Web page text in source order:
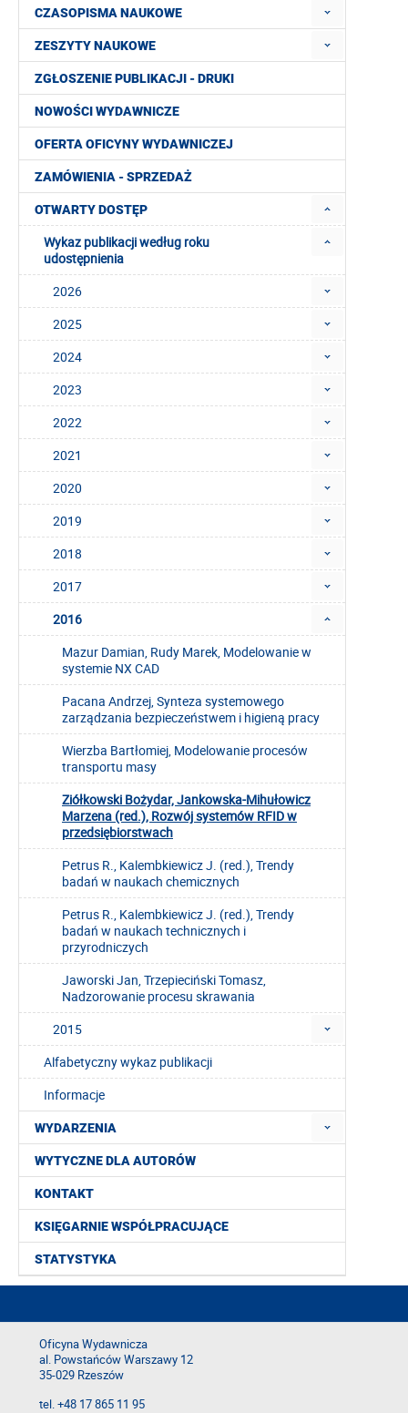
CZASOPISMA NAUKOWE
ZESZYTY NAUKOWE
ZGŁOSZENIE PUBLIKACJI - DRUKI
NOWOŚCI WYDAWNICZE
OFERTA OFICYNY WYDAWNICZEJ
ZAMÓWIENIA - SPRZEDAŻ
OTWARTY DOSTĘP
Wykaz publikacji według roku
udostępnienia
2026
2025
2024
2023
2022
2021
2020
2019
2018
2017
2016
Mazur Damian, Rudy Marek, Modelowanie w
systemie NX CAD
Pacana Andrzej, Synteza systemowego
zarządzania bezpieczeństwem i higieną pracy
Wierzba Bartłomiej, Modelowanie procesów
transportu masy
Ziółkowski Bożydar, Jankowska-Mihułowicz
Marzena (red.), Rozwój systemów RFID w
przedsiębiorstwach
Petrus R., Kalembkiewicz J. (red.), Trendy
badań w naukach chemicznych
Petrus R., Kalembkiewicz J. (red.), Trendy
badań w naukach technicznych i
przyrodniczych
Jaworski Jan, Trzepieciński Tomasz,
Nadzorowanie procesu skrawania
2015
Alfabetyczny wykaz publikacji
Informacje
WYDARZENIA
WYTYCZNE DLA AUTORÓW
KONTAKT
KSIĘGARNIE WSPÓŁPRACUJĄCE
STATYSTYKA
Oficyna Wydawnicza
al. Powstańców Warszawy 12
35-029 Rzeszów
tel. +48 17 865 11 95